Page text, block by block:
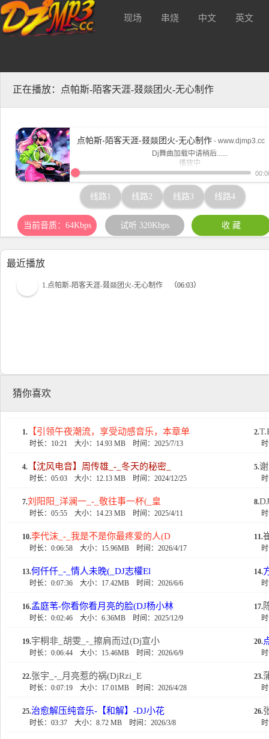
现场 串烧 中文 英文
正在播放：点帕斯-陌客天涯-叕燚团火-无心制作
点帕斯-陌客天涯-叕燚团火-无心制作 - www.djmp3.cc
Dj舞曲加载中请稍后......
播放中
www.djmp3.cc
线路1 线路2 线路3 线路4
当前音质：64Kbps 试听 320Kbps 收 藏
最近播放
1.点帕斯-陌客天涯-叕燚团火-无心制作 （06:03）
猜你喜欢
1. 【引领午夜潮流，享受动感音乐，本章单
时长：10:21 大小：14.93 MB 时间：2025/7/13
2.
4. 【沈风电音】周传雄_-_冬天的秘密_
时长：05:03 大小：12.13 MB 时间：2024/12/25
5.
7.刘阳阳_洋澜一_-_敬往事一杯(_皇
时长：05:55 大小：14.23 MB 时间：2025/4/11
8.
10.李代沫_-_我是不是你最疼爱的人(D
时长：0:06:58 大小：15.96MB 时间：2026/4/17
11.
13.何仟仟_-_情人未晚(_DJ志權El
时长：0:07:36 大小：17.42MB 时间：2026/6/6
14.
16.孟庭苇-你看你看月亮的脸(DJ杨小林
时长：0:02:46 大小：6.36MB 时间：2025/12/9
17.
19.宇桐非_胡雯_-_擦肩而过(Dj宣小
时长：0:06:44 大小：15.46MB 时间：2026/6/9
20.
22.张宇_-_月亮惹的祸(DjRzi_E
时长：0:07:19 大小：17.01MB 时间：2026/4/28
23.
25.治愈解压纯音乐-【和解】-DJ小花
时长：03:37 大小：8.72 MB 时间：2026/3/8
26.